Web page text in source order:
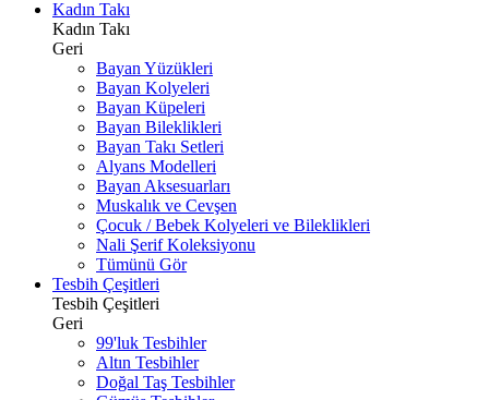
Kadın Takı
Kadın Takı
Geri
Bayan Yüzükleri
Bayan Kolyeleri
Bayan Küpeleri
Bayan Bileklikleri
Bayan Takı Setleri
Alyans Modelleri
Bayan Aksesuarları
Muskalık ve Cevşen
Çocuk / Bebek Kolyeleri ve Bileklikleri
Nali Şerif Koleksiyonu
Tümünü Gör
Tesbih Çeşitleri
Tesbih Çeşitleri
Geri
99'luk Tesbihler
Altın Tesbihler
Doğal Taş Tesbihler